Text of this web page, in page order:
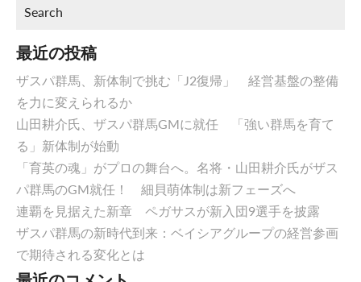
最近の投稿
ザスパ群馬、新体制で挑む「J2復帰」 経営基盤の整備
を力に変えられるか
山田耕介氏、ザスパ群馬GMに就任 「強い群馬を育て
る」新体制が始動
「育英の魂」がプロの舞台へ。名将・山田耕介氏がザス
パ群馬のGM就任！ 細貝萌体制は新フェーズへ
連覇を見据えた新章 ペガサスが新入団9選手を披露
ザスパ群馬の新時代到来：ベイシアグループの経営参画
で期待される変化とは